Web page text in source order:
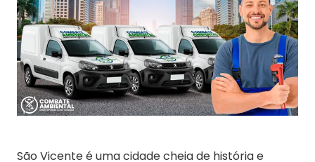
São Vicente é uma cidade cheia de história e